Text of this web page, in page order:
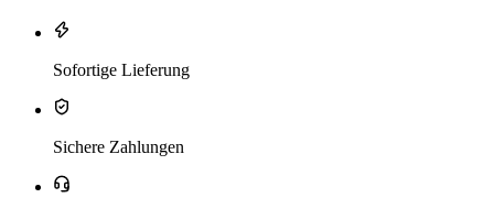
Sofortige Lieferung
Sichere Zahlungen